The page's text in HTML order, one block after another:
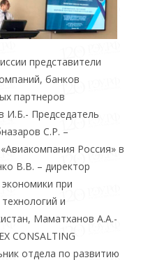
представители
банков
партнеров
И.Б.- Председатель
С.Р. –
Россия» в
В.В. – директор
при
и
Маматханов А.А.-
CONSALTING
отдела по развитию